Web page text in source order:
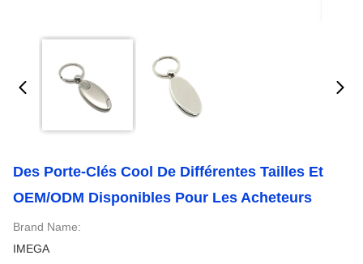
Des Porte-Clés Cool De Différentes Tailles Et
OEM/ODM Disponibles Pour Les Acheteurs
Brand Name:
IMEGA